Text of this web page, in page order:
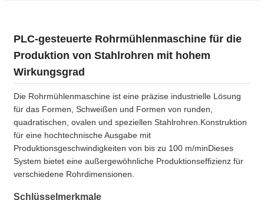
PLC-gesteuerte Rohrmühlenmaschine für die
Produktion von Stahlrohren mit hohem
Wirkungsgrad
Die Rohrmühlenmaschine ist eine präzise industrielle Lösung
für das Formen, Schweißen und Formen von runden,
quadratischen, ovalen und speziellen Stahlrohren.Konstruktion
für eine hochtechnische Ausgabe mit
Produktionsgeschwindigkeiten von bis zu 100 m/minDieses
System bietet eine außergewöhnliche Produktionseffizienz für
verschiedene Rohrdimensionen.
Schlüsselmerkmale